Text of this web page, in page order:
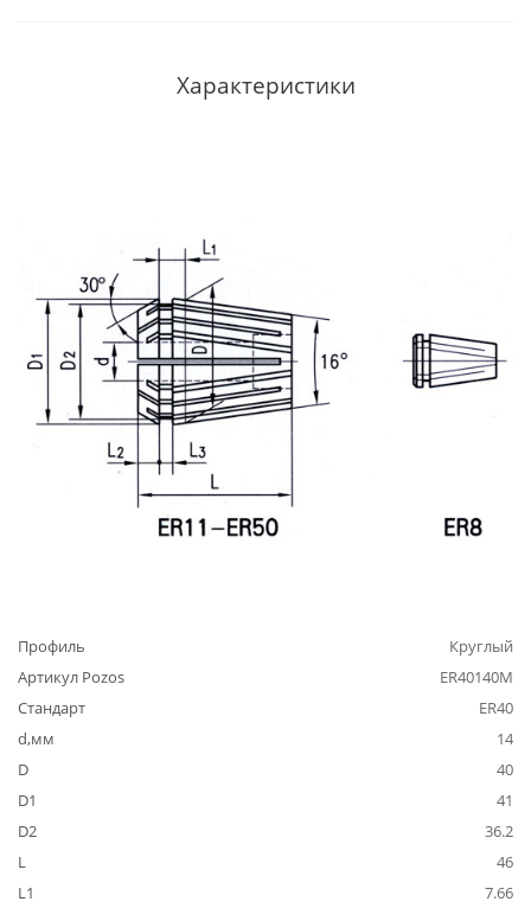
Характеристики
Профиль
Круглый
Артикул Pozos
ER40140M
Стандарт
ER40
d,мм
14
D
40
D1
41
D2
36.2
L
46
L1
7.66